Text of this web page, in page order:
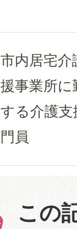
市内居宅介
援事業所に
する介護支
門員
この